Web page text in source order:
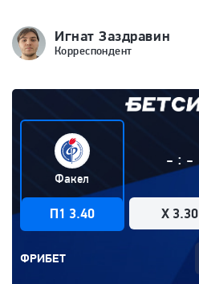
Игнат Заздравин
Корреспондент
Факел
П1 3.40
- : -
X 3.30
ФРИБЕТ